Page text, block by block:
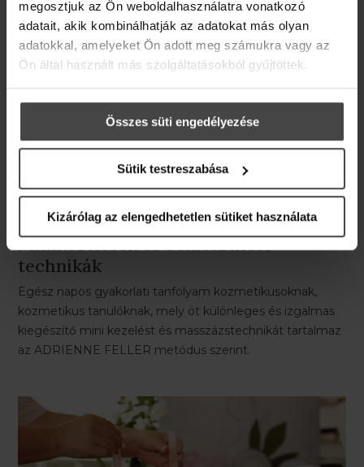
megosztjuk az Ön weboldalhasználatra vonatkozó
adatait, akik kombinálhatják az adatokat más olyan
adatokkal, amelyeket Ön adott meg számukra vagy az
Ön által használt más szolgáltatásokból gyűjtöttek.
Összes süti engedélyezése
Sütik testreszabása
Kizárólag az elengedhetetlen sütiket használata
Minikezelések és beilleszthető
technikák
Egész napos gyakorlati tanfolyam kozmetikusoknak,
kozmetikus tanulóknak, mely öt különleges és izgalmas
kiegészítő mini kezelést és masszázstechnikát tartalmaz
az ADRIENNE FELLER metódus szerint.